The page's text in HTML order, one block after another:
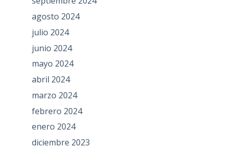
agosto 2024
julio 2024
junio 2024
mayo 2024
abril 2024
marzo 2024
febrero 2024
enero 2024
diciembre 2023